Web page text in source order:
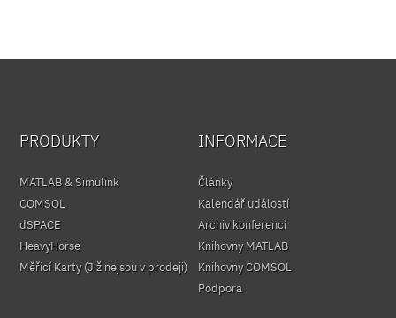
PRODUKTY
MATLAB & Simulink
COMSOL
dSPACE
HeavyHorse
Měřicí Karty (Již nejsou v prodeji)
INFORMACE
Články
Kalendář událostí
Archiv konferencí
Knihovny MATLAB
Knihovny COMSOL
Podpora